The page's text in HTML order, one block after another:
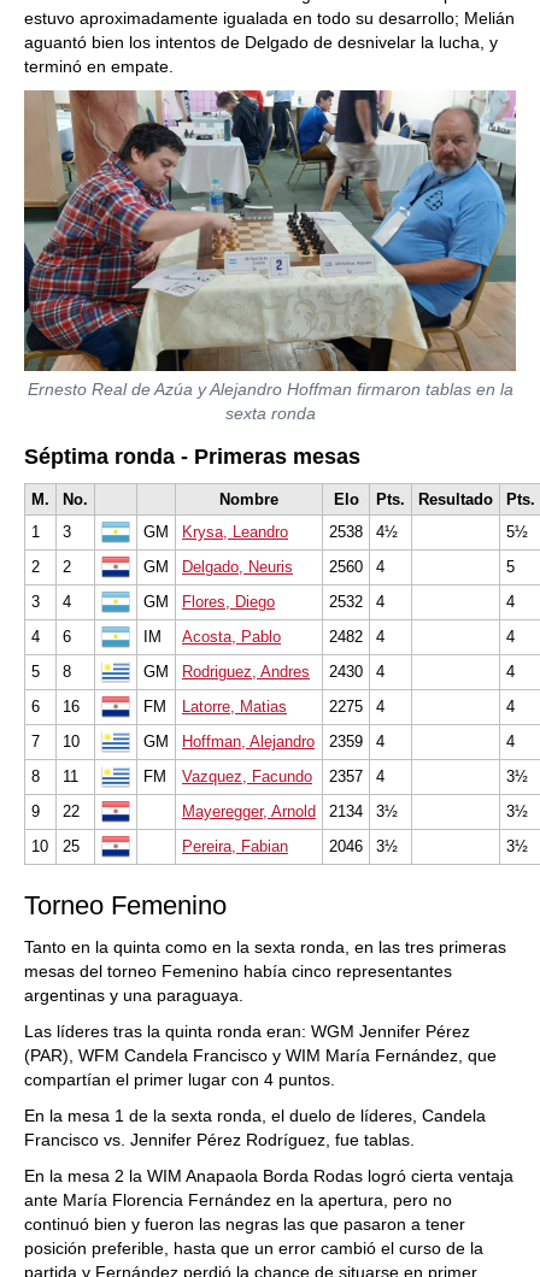
estuvo aproximadamente igualada en todo su desarrollo; Melián
aguantó bien los intentos de Delgado de desnivelar la lucha, y
terminó en empate.
Ernesto Real de Azúa y Alejandro Hoffman firmaron tablas en la
sexta ronda
Séptima ronda - Primeras mesas
M. No. Nombre Elo Pts. Resultado
Pts.
1
3 GM Krysa, Leandro 2538 4½
5½
2
2 GM Delgado, Neuris 2560 4
5
3
4 GM Flores, Diego 2532 4
4
4
6 IM Acosta, Pablo 2482 4
4
5
8 GM Rodriguez, Andres 2430 4
4
6
16 FM Latorre, Matias 2275 4
4
7
10 GM Hoffman, Alejandro 2359 4
4
8
11 FM Vazquez, Facundo 2357 4
3½
9
22 Mayeregger, Arnold 2134 3½
3½
10
25 Pereira, Fabian 2046 3½ 3½
Torneo Femenino
Tanto en la quinta como en la sexta ronda, en las tres primeras
mesas del torneo Femenino había cinco representantes
argentinas y una paraguaya.
Las líderes tras la quinta ronda eran: WGM Jennifer Pérez
(PAR), WFM Candela Francisco y WIM María Fernández, que
compartían el primer lugar con 4 puntos.
En la mesa 1 de la sexta ronda, el duelo de líderes, Candela
Francisco vs. Jennifer Pérez Rodríguez, fue tablas.
En la mesa 2 la WIM Anapaola Borda Rodas logró cierta ventaja
ante María Florencia Fernández en la apertura, pero no
continuó bien y fueron las negras las que pasaron a tener
posición preferible, hasta que un error cambió el curso de la
partida y Fernández perdió la chance de situarse en primer